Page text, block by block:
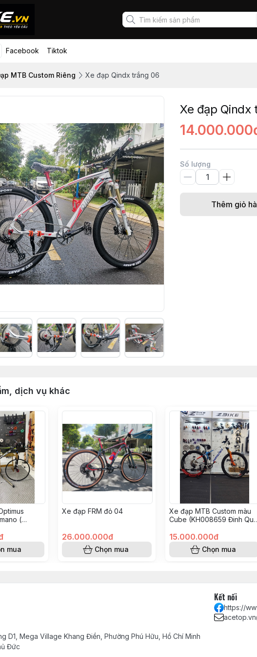
Facebook Tiktok
MTB Custom Riêng Xe đạp Qindx trắng 06
Xe đạp Qindx
Số lượng
Thêm giỏ
dịch vụ khác
(
mua
Xe đạp FRM đỏ 04
26.000.000đ
Chọn mua
Xe đạp MTB Custom màu
Cube (KH008659 Đinh Quý
15.000.000đ
Chọn mua
D1, Mega Village Khang Điền, Phường Phú Hữu, Hồ Chí Minh
Đức
Kết nối
https://